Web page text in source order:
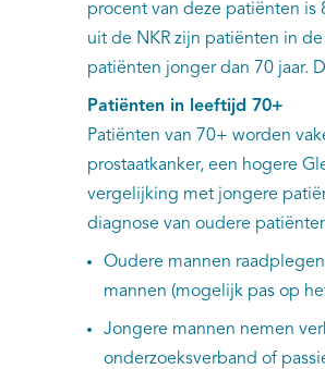
procent van deze patiënten is
uit de NKR zijn patiënten in
patiënten jonger dan 70 jaar.
Patiënten in leeftijd 70+
Patiënten van 70+ worden
prostaatkanker, een hogere
vergelijking met jongere
diagnose van oudere
Oudere mannen
mannen (mogelijk pas op
Jongere mannen nemen
onderzoeksverband of